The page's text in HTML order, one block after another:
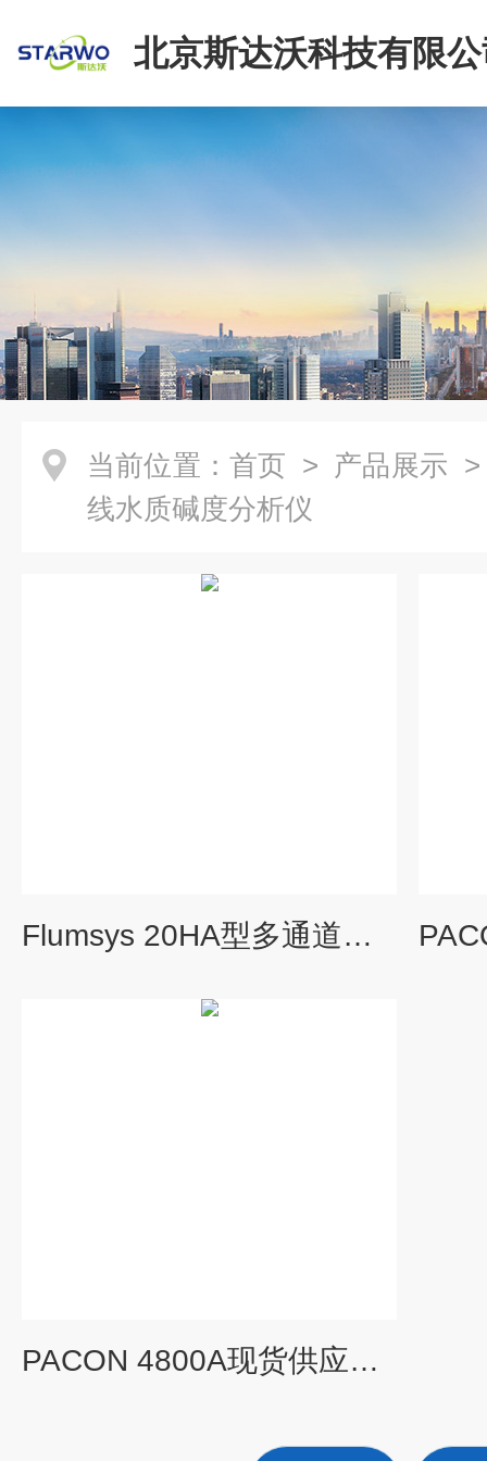
北京斯达沃科技有限
当前位置： 首页 > 产品展示
线水质碱度分析仪
Flumsys 20HA型多通道在线水质碱度分析仪Flumsys 20HA
PACON 4800A现货供应PACON 4800A在线水质碱度监测仪